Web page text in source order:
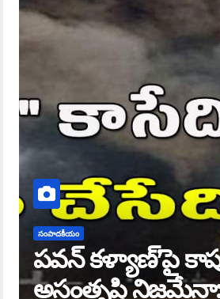
సంపాదకీయం
పవన్ కళ్యాణ్’పై
అసంతృప్తి నిజమేనా: